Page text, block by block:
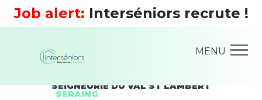
Job alert: Interséniors recrute !
MENU
SEIGNEURIE DU VAL ST LAMBERT
SERAING